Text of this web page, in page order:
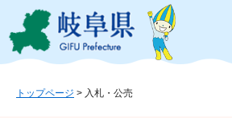
ジ
ュ
このページの本文へ
トップページ > 入札・公売